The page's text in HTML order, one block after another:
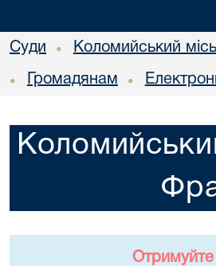
Суди • Коломийський
• Громадянам •
Отримуйте